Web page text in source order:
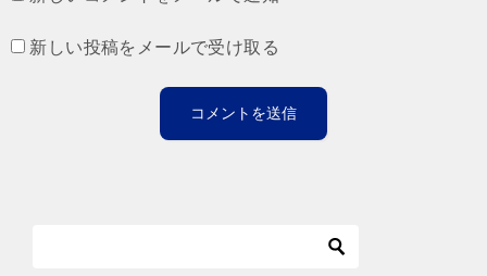
新しい投稿をメールで受け取る